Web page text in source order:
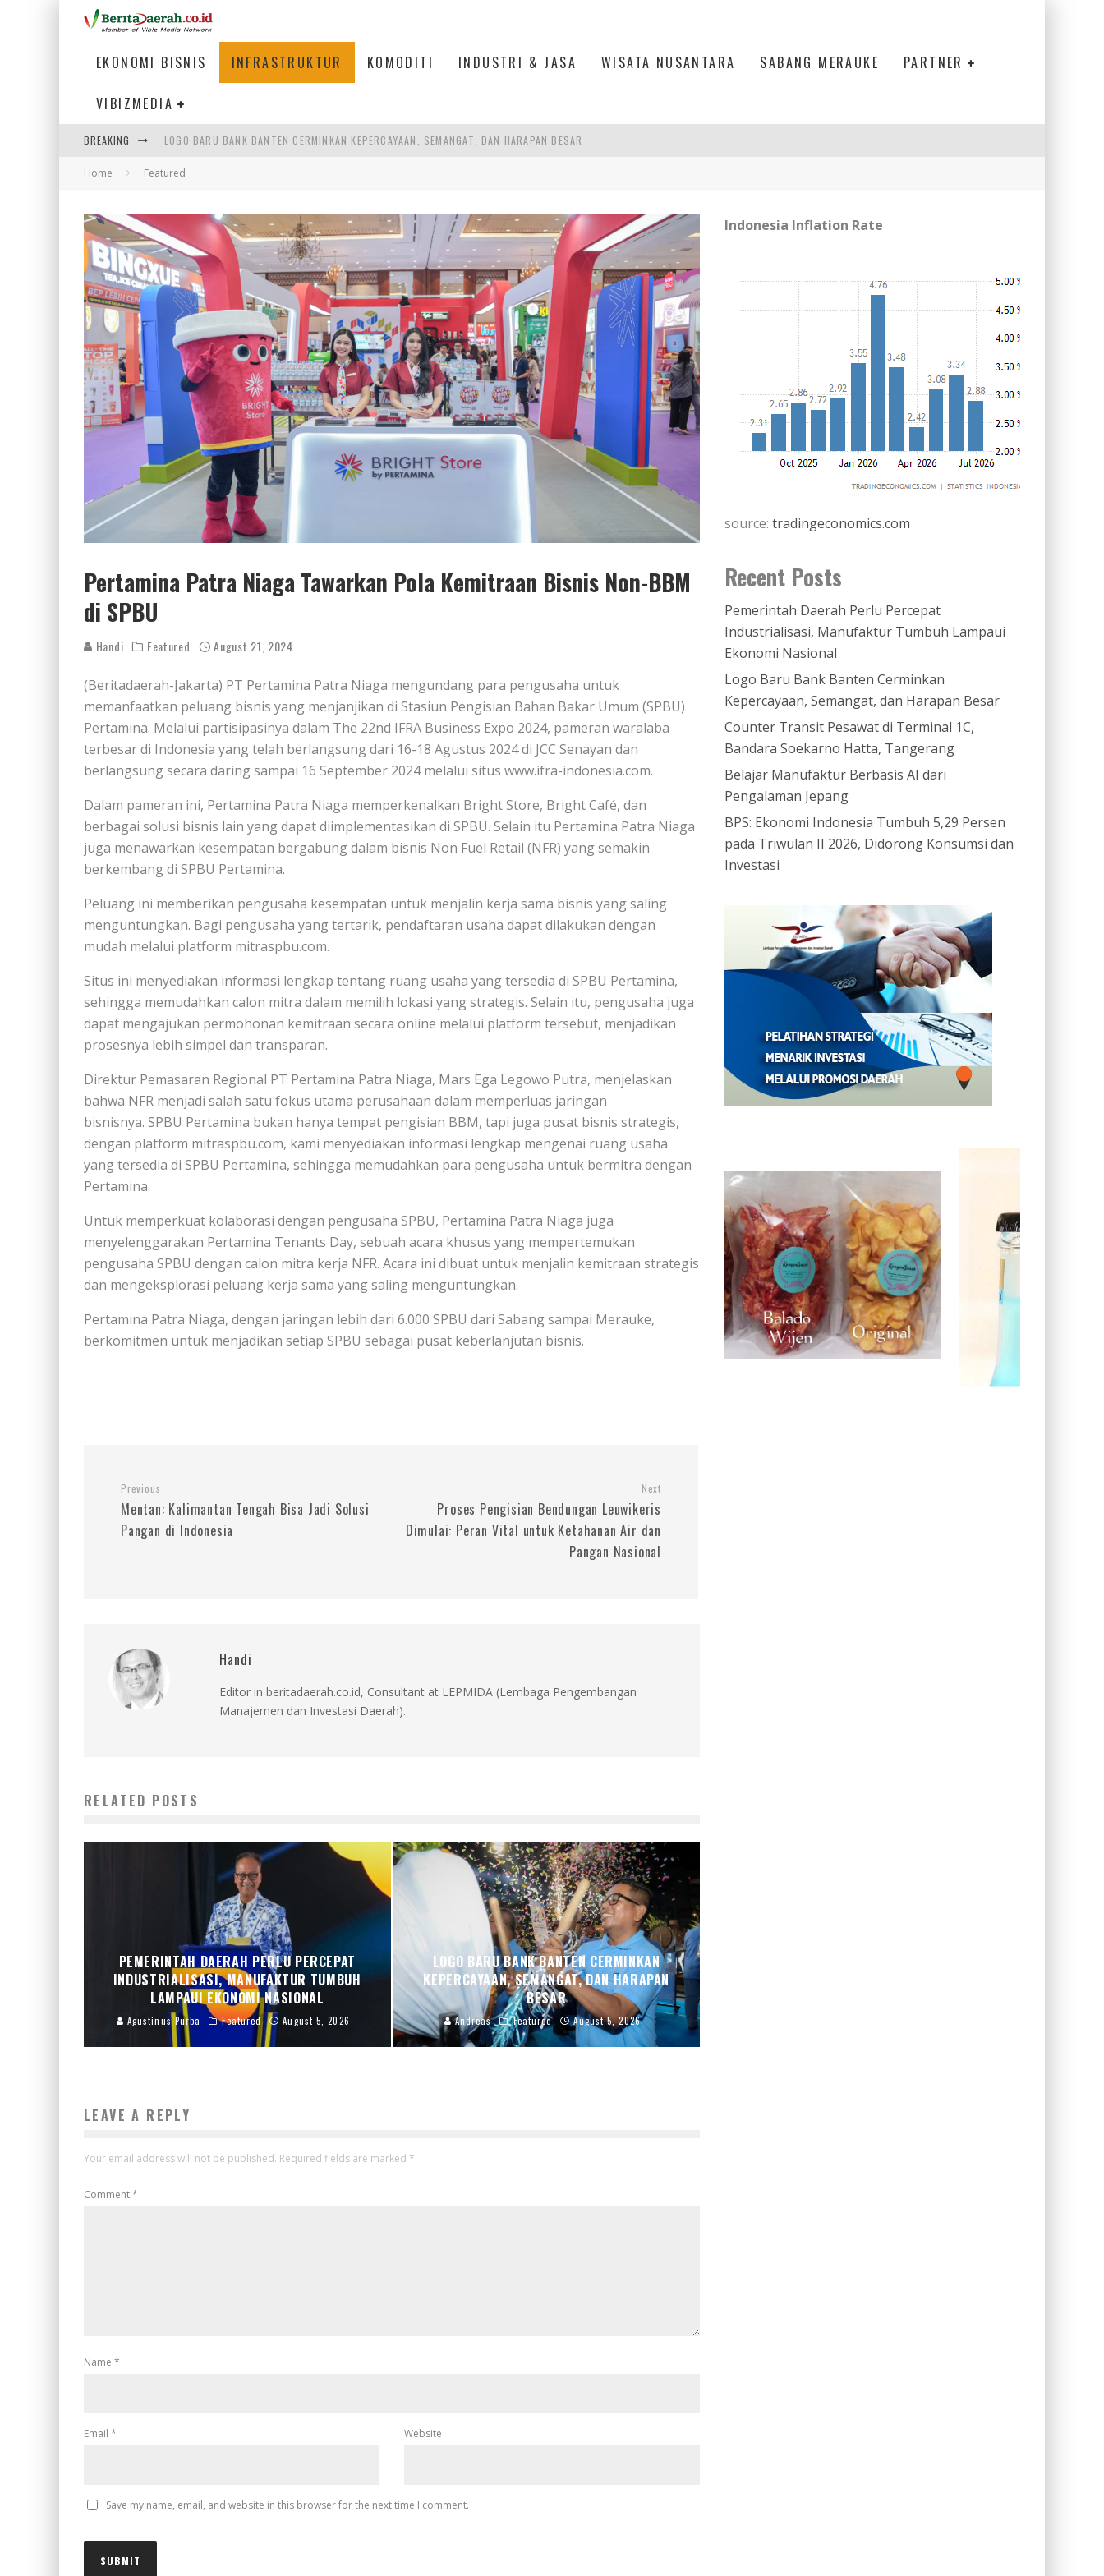
EKONOMI BISNIS INFRASTRUKTUR KOMODITI INDUSTRI & JASA WISATA NUSANTARA SABANG MERAUKE PARTNER
VIBIZMEDIA
BREAKING
LOGO BARU BANK BANTEN CERMINKAN KEPERCAYAAN, SEMANGAT, DAN HARAPAN BESAR
COUNTER TRANSIT PESAWAT DI TERMINAL 1C, BANDARA SOEKARNO HATTA, TANGERANG
BELAJAR MANUFAKTUR BERBASIS AI DARI PENGALAMAN JEPANG
Home Featured
Pertamina Patra Niaga Tawarkan Pola Kemitraan Bisnis Non-BBM
di SPBU
Handi Featured August 21, 2024
(Beritadaerah-Jakarta) PT Pertamina Patra Niaga mengundang para pengusaha untuk
memanfaatkan peluang bisnis yang menjanjikan di Stasiun Pengisian Bahan Bakar Umum (SPBU)
Pertamina. Melalui partisipasinya dalam The 22nd IFRA Business Expo 2024, pameran waralaba
terbesar di Indonesia yang telah berlangsung dari 16-18 Agustus 2024 di JCC Senayan dan
berlangsung secara daring sampai 16 September 2024 melalui situs www.ifra-indonesia.com.
Dalam pameran ini, Pertamina Patra Niaga memperkenalkan Bright Store, Bright Café, dan
berbagai solusi bisnis lain yang dapat diimplementasikan di SPBU. Selain itu Pertamina Patra Niaga
juga menawarkan kesempatan bergabung dalam bisnis Non Fuel Retail (NFR) yang semakin
berkembang di SPBU Pertamina.
Peluang ini memberikan pengusaha kesempatan untuk menjalin kerja sama bisnis yang saling
menguntungkan. Bagi pengusaha yang tertarik, pendaftaran usaha dapat dilakukan dengan
mudah melalui platform mitraspbu.com.
Situs ini menyediakan informasi lengkap tentang ruang usaha yang tersedia di SPBU Pertamina,
sehingga memudahkan calon mitra dalam memilih lokasi yang strategis. Selain itu, pengusaha juga
dapat mengajukan permohonan kemitraan secara online melalui platform tersebut, menjadikan
prosesnya lebih simpel dan transparan.
Direktur Pemasaran Regional PT Pertamina Patra Niaga, Mars Ega Legowo Putra, menjelaskan
bahwa NFR menjadi salah satu fokus utama perusahaan dalam memperluas jaringan
bisnisnya. SPBU Pertamina bukan hanya tempat pengisian BBM, tapi juga pusat bisnis strategis,
dengan platform mitraspbu.com, kami menyediakan informasi lengkap mengenai ruang usaha
yang tersedia di SPBU Pertamina, sehingga memudahkan para pengusaha untuk bermitra dengan
Pertamina.
Untuk memperkuat kolaborasi dengan pengusaha SPBU, Pertamina Patra Niaga juga
menyelenggarakan Pertamina Tenants Day, sebuah acara khusus yang mempertemukan
pengusaha SPBU dengan calon mitra kerja NFR. Acara ini dibuat untuk menjalin kemitraan strategis
dan mengeksplorasi peluang kerja sama yang saling menguntungkan.
Pertamina Patra Niaga, dengan jaringan lebih dari 6.000 SPBU dari Sabang sampai Merauke,
berkomitmen untuk menjadikan setiap SPBU sebagai pusat keberlanjutan bisnis.
Previous
Mentan: Kalimantan Tengah Bisa Jadi Solusi
Pangan di Indonesia
Next
Proses Pengisian Bendungan Leuwikeris
Dimulai: Peran Vital untuk Ketahanan Air dan
Pangan Nasional
Handi
Editor in beritadaerah.co.id, Consultant at LEPMIDA (Lembaga Pengembangan
Manajemen dan Investasi Daerah).
RELATED POSTS
PEMERINTAH DAERAH PERLU PERCEPAT
INDUSTRIALISASI, MANUFAKTUR TUMBUH
LAMPAUI EKONOMI NASIONAL
Agustinus Purba Featured August 5, 2026
LOGO BARU BANK BANTEN CERMINKAN
KEPERCAYAAN, SEMANGAT, DAN HARAPAN
BESAR
Andreas Featured August 5, 2026
LEAVE A REPLY
Your email address will not be published. Required fields are marked *
Comment*
Name *
Email * Website
Save my name, email, and website in this browser for the next time I comment.
Indonesia Inflation Rate
source: tradingeconomics.com
Recent Posts
Pemerintah Daerah Perlu Percepat
Industrialisasi, Manufaktur Tumbuh Lampaui
Ekonomi Nasional
Logo Baru Bank Banten Cerminkan
Kepercayaan, Semangat, dan Harapan Besar
Counter Transit Pesawat di Terminal 1C,
Bandara Soekarno Hatta, Tangerang
Belajar Manufaktur Berbasis AI dari
Pengalaman Jepang
BPS: Ekonomi Indonesia Tumbuh 5,29 Persen
pada Triwulan II 2026, Didorong Konsumsi dan
Investasi